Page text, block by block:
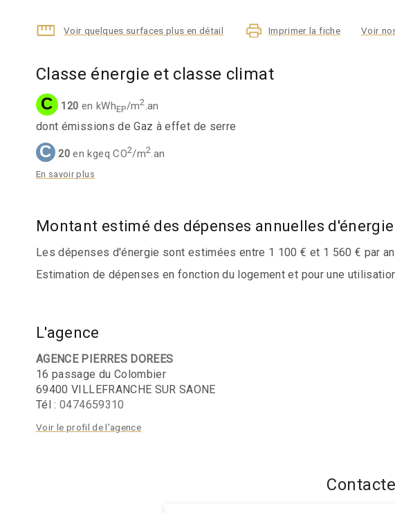
Voir quelques surfaces plus en détail Imprimer la fiche Voir
Classe énergie et classe climat
C 120 en kWhEP/m2.an
dont émissions de Gaz à effet de serre
C 20 en kgeq CO2/m2.an
En savoir plus
Montant estimé des dépenses annuelles d'énergie
Les dépenses d'énergie sont estimées entre 1 100 € et 1 560 € par
Estimation de dépenses en fonction du logement et pour une
L'agence
AGENCE PIERRES DOREES
16 passage du Colombier
69400 VILLEFRANCHE SUR SAONE
Tél :0474659310
Voir le profil de l'agence